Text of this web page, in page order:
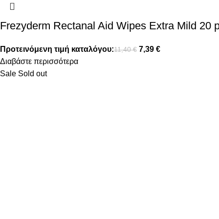
Frezyderm Rectanal Aid Wipes Extra Mild 20
Προτεινόμενη τιμή καταλόγου:11,40€ 7,39 €
Διαβάστε περισσότερα
Sale Sold out